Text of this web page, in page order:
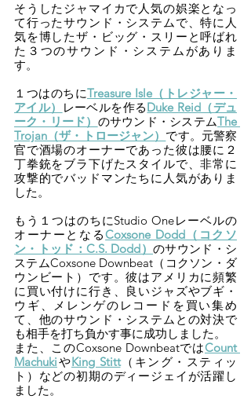
そうしたジャマイカで人気の娯楽となっ
て行ったサウンド・システムで、特に人
気を博したザ・ビッグ・スリーと呼ばれ
た３つのサウンド・システムがありま
す。
１つはのちにTreasure Isle（トレジャー・
アイル）
レーベルを作るDuke Reid（デュ
ーク・リード） のサウンド・システムThe
Trojan（ザ・トロージャン） です。元警察
官で酒場のオーナーであった彼は腰に２
丁拳銃をブラ下げたスタイルで、非常に
攻撃的でバッドマンたちに人気がありま
した。
もう１つはのちにStudio Oneレーベルの
オーナーとなるCoxsone Dodd（コクソ
ン・トッド：C.S. Dodd） のサウンド・シ
ステムCoxsone Downbeat（コクソン・ダ
ウンビート）です。彼はアメリカに頻繁
に買い付けに行き、良いジャズやブギ・
ウギ、メレンゲのレコードを買い集め
て、他のサウンド・システムとの対決で
も相手を打ち負かす事に成功しました。
また、このCoxsone DownbeatではCount
MachukiやKing Stitt（キング・スティッ
ト）などの初期のディージェイが活躍し
ました。